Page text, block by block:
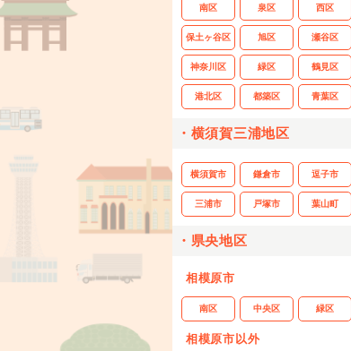
南区 泉区 西区
保土ヶ谷区 旭区 瀬谷区
神奈川区 緑区 鶴見区
港北区 都築区 青葉区
・横須賀三浦地区
横須賀市 鎌倉市 逗子市
三浦市 戸塚市 葉山町
・県央地区
相模原市
南区 中央区 緑区
相模原市以外